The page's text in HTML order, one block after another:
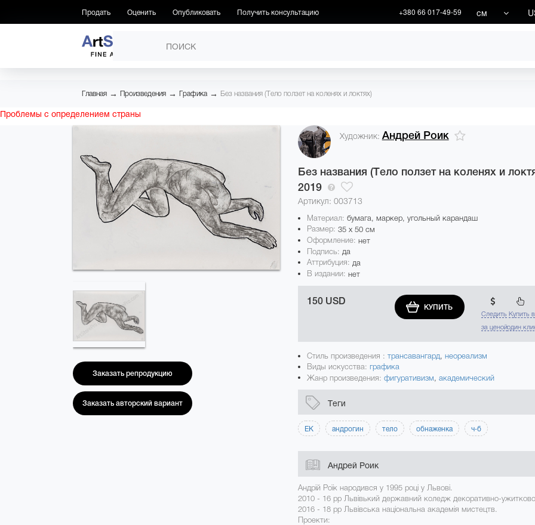
Продать Оценить Опубликовать Получить консультацию +380 66 017-49-59 см
ПРОИЗВЕДЕНИЯ
Главная → Произведения → Графика → Без названия (Тело ползет на коленях и локтях)
Проблемы с определением страны
Заказать репродукцию
Заказать авторский вариант
Художник: Андрей Роик
Без названия (Тело ползет на коленях и
2019
Артикул: 003713
Материал: бумага, маркер, угольный карандаш
Размер: 35 x 50 см
Оформление: нет
Подпись: да
Аттрибуция: да
В издании: нет
150 USD
КУПИТЬ
Следить
за ценой
Купить в
один
Стиль произведения : трансавангард, неореализм
Виды искусства: графика
Жанр произведения: фигуративизм, академический
Теги
ЕК андрогин тело обнаженка ч-б
Андрей Роик
Андрій Роїк народився у 1995 році у Львові.
2010 - 16 рр Львівький державний коледж декоративно-
2016 - 18 рр Львівська національна академія мистецтв.
Проекти: